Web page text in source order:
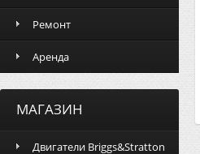
Ремонт
Аренда
МАГАЗИН
Двигатели Briggs&Stratton